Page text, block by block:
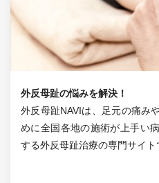
外反母趾の悩みを解決！
外反母趾NAVIは、足元の痛み
めに全国各地の施術が上手い
する外反母趾治療の専門サイト